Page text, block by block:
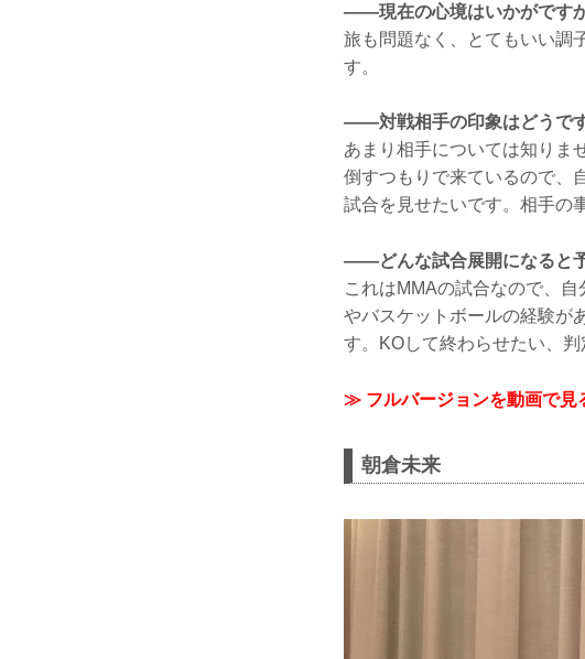
——現在の心境はいかがです
旅も問題なく、とてもいい調
す。
——対戦相手の印象はどうで
あまり相手については知りま
倒すつもりで来ているので、
試合を見せたいです。相手の
——どんな試合展開になると
これはMMAの試合なので、
やバスケットボールの経験が
す。KOして終わらせたい、
≫ フルバージョンを動画で見
朝倉未来